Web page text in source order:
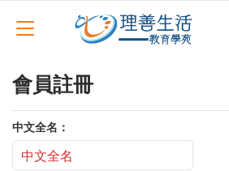
會員註冊
中文全名：